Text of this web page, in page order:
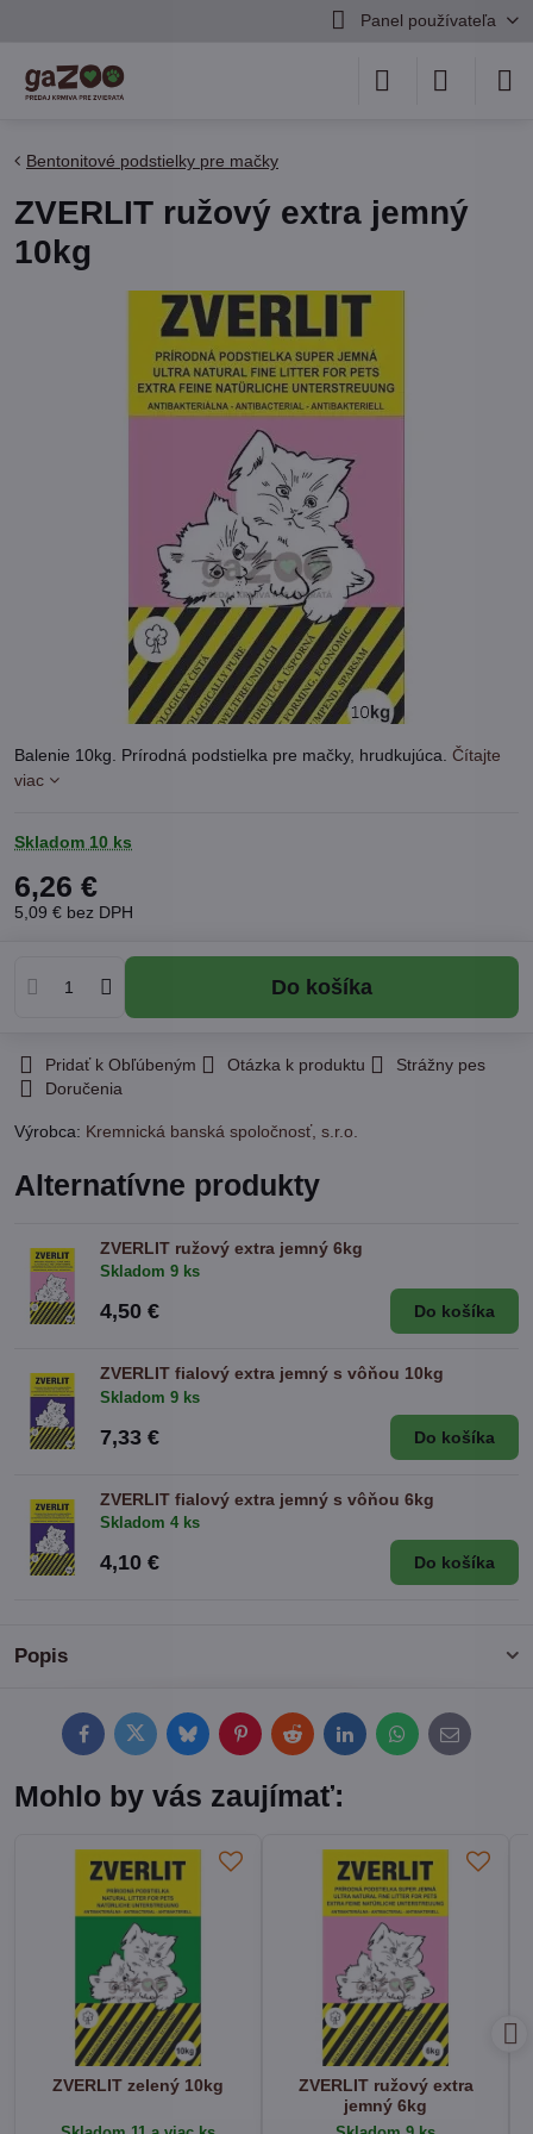
Panel používateľa
Bentonitové podstielky pre mačky
ZVERLIT ružový extra jemný
10kg
Balenie 10kg. Prírodná podstielka pre mačky, hrudkujúca. Čítajte
viac
Skladom 10 ks
6,26 €
5,09 € bez DPH
Do košíka
Pridať k Obľúbeným Otázka k produktu
Strážny pes
Doručenia
Výrobca: Kremnická banská spoločnosť, s.r.o.
Popis
FacebookTwitterBlueskyPinterestRedditLinkedInWhatsApp
E-
mail
Alternatívne produkty
ZVERLIT ružový extra jemný 6kg
Skladom 9 ks
4,50 € Do košíka
ZVERLIT fialový extra jemný s vôňou 10kg
Skladom 9 ks
7,33 € Do košíka
ZVERLIT fialový extra jemný s vôňou 6kg
Skladom 4 ks
4,10 € Do košíka
Mohlo by vás zaujímať:
ZVERLIT zelený 10kg
ZVERLIT ružový extra
jemný 6kg